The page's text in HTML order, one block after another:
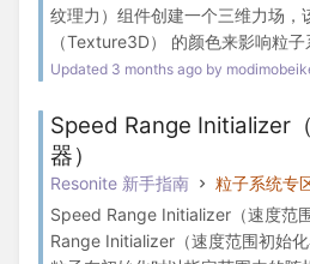
纹理力）组件创建一个三维力场，
（Texture3D） 的颜色来影响粒
Updated 3 months ago by
Speed Range Initializer
器）
Resonite 新手指南
粒子系统专
Speed Range Initializer（速度范
Range Initializer（速度范围初始